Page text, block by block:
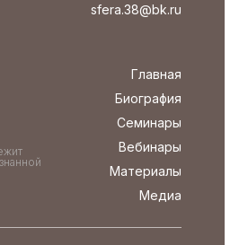
Главная
Биография
Семинары
Вебинары
Медиа
sfera.38@bk.ru
Материалы